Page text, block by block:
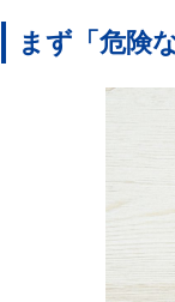
まず「危険